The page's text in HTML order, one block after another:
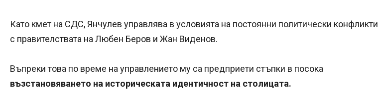
Като кмет на СДС, Янчулев управлява в условията на постоянни политически конфликти
с правителствата на Любен Беров и Жан Виденов.
Въпреки това по време на управлението му са предприети стъпки в посока
възстановяването на историческата идентичност на столицата.